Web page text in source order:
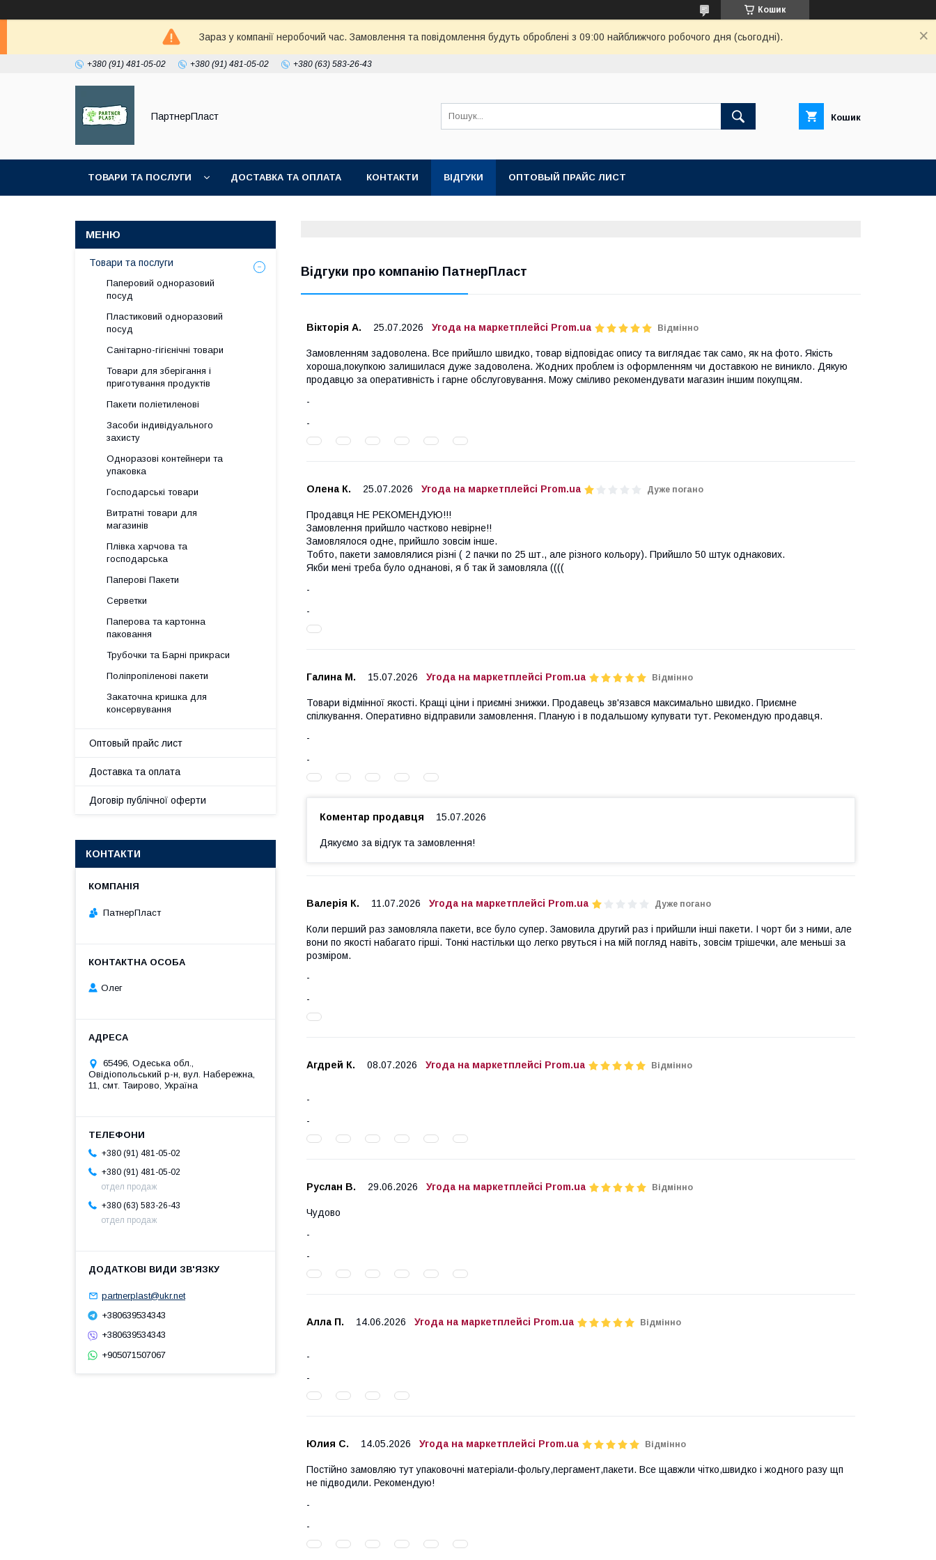
Кошик
Зараз у компанії неробочий час. Замовлення та повідомлення будуть оброблені з 09:00 найближчого робочого дня (сьогодні).
+380 (91) 481-05-02 +380 (91) 481-05-02 +380 (63) 583-26-43
ПартнерПласт Кошик
ТОВАРИ ТА ПОСЛУГИ ДОСТАВКА ТА ОПЛАТА КОНТАКТИ ВІДГУКИ ОПТОВЫЙ ПРАЙС ЛИСТ
Відгуки про компанію ПатнерПласт
Вікторія А. 25.07.2026 Угода на маркетплейсі Prom.ua Відмінно
Замовленням задоволена. Все прийшло швидко, товар відповідає опису та виглядає так само, як на фото. Якість
хороша,покупкою залишилася дуже задоволена. Жодних проблем із оформленням чи доставкою не виникло. Дякую
продавцю за оперативність і гарне обслуговування. Можу сміливо рекомендувати магазин іншим покупцям.
Олена К. 25.07.2026 Угода на маркетплейсі Prom.ua Дуже погано
Продавця НЕ РЕКОМЕНДУЮ!!!
Замовлення прийшло частково невірне!!
Замовлялося одне, прийшло зовсім інше.
Тобто, пакети замовлялися різні ( 2 пачки по 25 шт., але різного кольору). Прийшло 50 штук однакових.
Якби мені треба було однанові, я б так й замовляла ((((
Галина М. 15.07.2026 Угода на маркетплейсі Prom.ua Відмінно
Товари відмінної якості. Кращі ціни і приємні знижки. Продавець зв'язався максимально швидко. Приємне
спілкування. Оперативно відправили замовлення. Планую і в подальшому купувати тут. Рекомендую продавця.
Коментар продавця 15.07.2026
Дякуємо за відгук та замовлення!
Валерія К. 11.07.2026 Угода на маркетплейсі Prom.ua Дуже погано
Коли перший раз замовляла пакети, все було супер. Замовила другий раз і прийшли інші пакети. І чорт би з ними, але
вони по якості набагато гірші. Тонкі настільки що легко рвуться і на мій погляд навіть, зовсім трішечки, але меньші за
розміром.
Агдрей К. 08.07.2026 Угода на маркетплейсі Prom.ua Відмінно
Руслан В. 29.06.2026 Угода на маркетплейсі Prom.ua Відмінно
Чудово
Алла П. 14.06.2026 Угода на маркетплейсі Prom.ua Відмінно
Юлия С. 14.05.2026 Угода на маркетплейсі Prom.ua Відмінно
Постійно замовляю тут упаковочні матеріали-фольгу,пергамент,пакети. Все щавжли чітко,швидко і жодного разу щп
не підводили. Рекомендую!
Товари та послуги
Паперовий одноразовий
посуд
Пластиковий одноразовий
посуд
Санітарно-гігієнічні товари
Товари для зберігання і
приготування продуктів
Пакети поліетиленові
Засоби індивідуального
захисту
Одноразові контейнери та
упаковка
Господарські товари
Витратні товари для
магазинів
Плівка харчова та
господарська
Паперові Пакети
Серветки
Паперова та картонна
паковання
Трубочки та Барні прикраси
Поліпропіленові пакети
Закаточна кришка для
консервування
Оптовый прайс лист
Доставка та оплата
Договір публічної оферти
КОНТАКТИ
ПатнерПласт
Олег
65496, Одеська обл.,
Овідіопольський р-н, вул. Набережна,
11, смт. Таирово, Україна
+380 (91) 481-05-02
+380 (91) 481-05-02
отдел продаж
+380 (63) 583-26-43
отдел продаж
partnerplast@ukr.net
+380639534343
+380639534343
+905071507067